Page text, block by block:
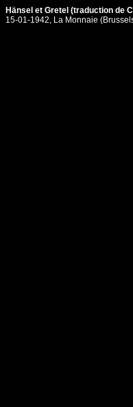
Hänsel et Gretel (traduction de
15-01-1942, La Monnaie